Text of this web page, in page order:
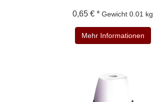
0,65 € * Gewicht 0.01 kg
Mehr Informationen